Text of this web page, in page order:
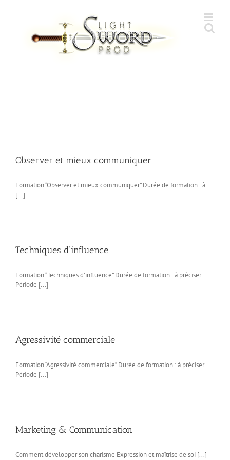
Observer et mieux communiquer
Formation “Observer et mieux communiquer” Durée de formation : à
[...]
Techniques d’influence
Formation “Techniques d’influence” Durée de formation : à préciser
Période [...]
Agressivité commerciale
Formation “Agressivité commerciale” Durée de formation : à préciser
Période [...]
Marketing & Communication
Comment développer son charisme Expression et maîtrise de soi [...]